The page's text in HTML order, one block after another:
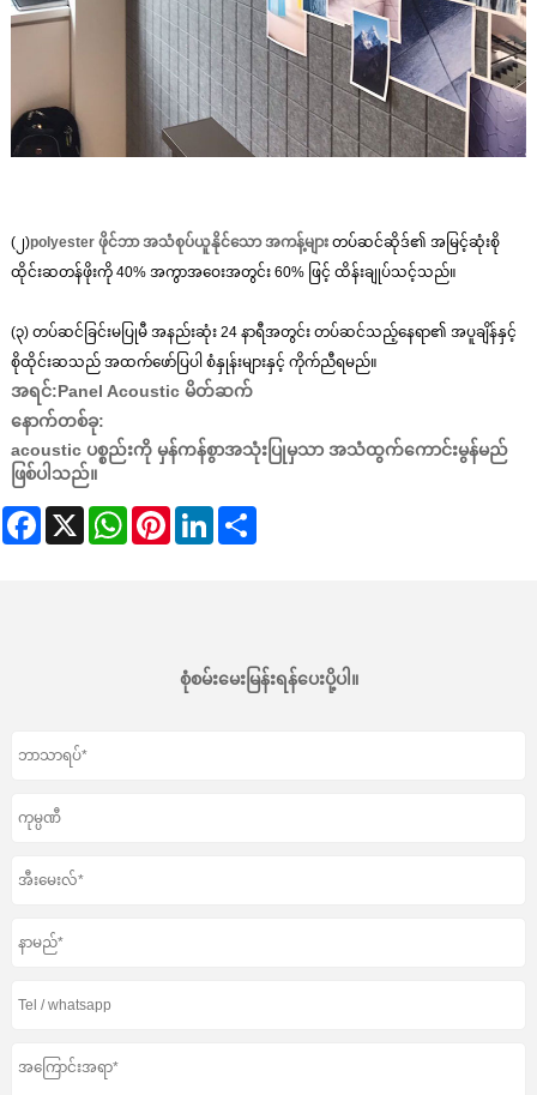
(၂)polyester ဖိုင်ဘာ အသံစုပ်ယူနိုင်သော အကန့်များ တပ်ဆင်ဆိုဒ်၏ အမြင့်ဆုံးစို
ထိုင်းဆတန်ဖိုးကို 40% အကွာအဝေးအတွင်း 60% ဖြင့် ထိန်းချုပ်သင့်သည်။
(၃) တပ်ဆင်ခြင်းမပြုမီ အနည်းဆုံး 24 နာရီအတွင်း တပ်ဆင်သည့်နေရာ၏ အပူချိန်နှင့်
စိုထိုင်းဆသည် အထက်ဖော်ပြပါ စံနှုန်းများနှင့် ကိုက်ညီရမည်။
အရင်:Panel Acoustic မိတ်ဆက်
နောက်တစ်ခု:
acoustic ပစ္စည်းကို မှန်ကန်စွာအသုံးပြုမှသာ အသံထွက်ကောင်းမွန်မည်
ဖြစ်ပါသည်။
Facebook WhatsAppPinterestLinkedIn
စုံစမ်းမေးမြန်းရန်ပေးပို့ပါ။